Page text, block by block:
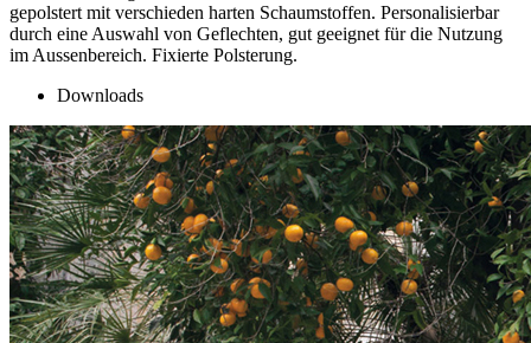
gepolstert mit verschieden harten Schaumstoffen. Personalisierbar
durch eine Auswahl von Geflechten, gut geeignet für die Nutzung
im Aussenbereich. Fixierte Polsterung.
Downloads